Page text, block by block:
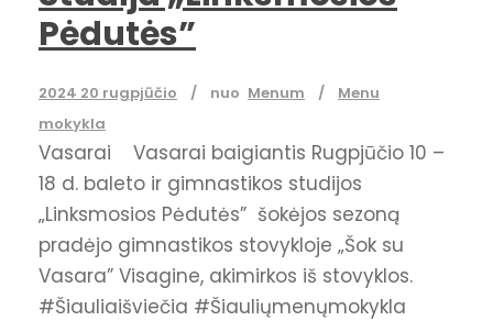
Pėdutės”
2024 20 rugpjūčio nuo Menum
Menu
mokykla
Vasarai Vasarai baigiantis Rugpjūčio 10 –
18 d. baleto ir gimnastikos studijos
„Linksmosios Pėdutės” šokėjos sezoną
pradėjo gimnastikos stovykloje „Šok su
Vasara” Visagine, akimirkos iš stovyklos.
#Šiauliaišviečia #Šiauliųmenųmokykla